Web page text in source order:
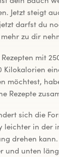
Jetzt steigt
darfst du
zu dir
mit
Kilokalorien
möchtest,
Rezepte
sich die
leichter in der
drehen
und unten